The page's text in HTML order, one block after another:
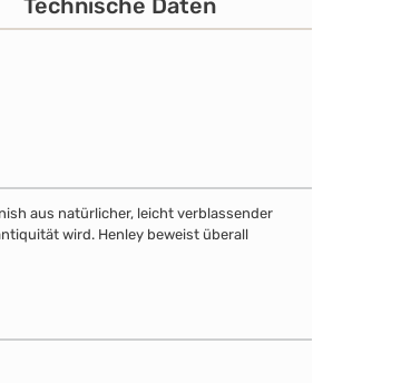
Technische Daten
aus natürlicher, leicht verblassender
wird. Henley beweist überall